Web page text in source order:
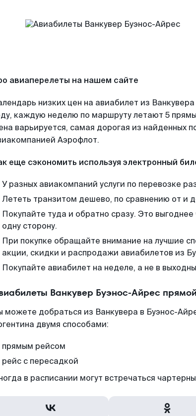
авиаперелеты на нашем сайте
низких цен на авиабилет из
каждую неделю по маршруту летают 5
варьируется, самая дорогая из найденных
Аэрофлот.
еще сэкономить используя электронный
У разных авиакомпаний услуги по перевозке
Лететь транзитом дешево, по сравнению от и
Покупайте туда и обратно сразу. Это
одну сторону.
При покупке обращайте внимание на лучшие
акции, скидки и распродажи авиабилетов из
Покупайте авиабилет на неделе, а не в
Ванкувер Буэнос-Айрес
можете добраться из Ванкувера в Буэнос-
двумя способами:
прямым рейсом
рейс с пересадкой
в расписании могут встречаться